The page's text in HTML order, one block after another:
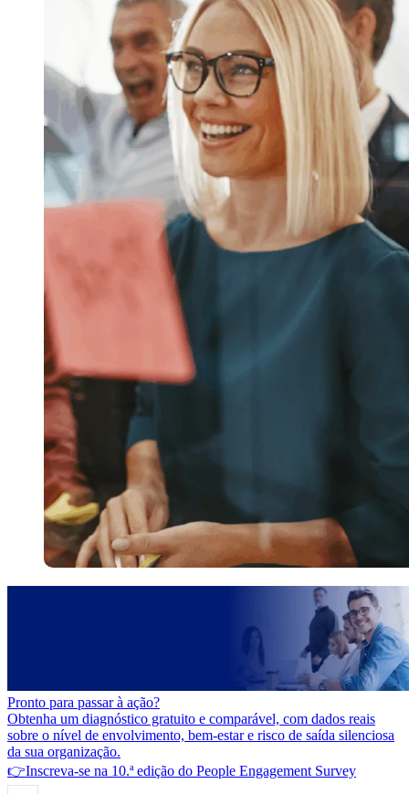
Pronto para passar à ação?
Obtenha um diagnóstico gratuito e comparável, com dados reais
sobre o nível de envolvimento, bem-estar e risco de saída silenciosa
da sua organização.
👉Inscreva-se na 10.ª edição do People Engagement Survey